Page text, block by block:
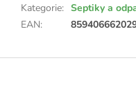
Kategorie: Septiky a
EAN:
Z